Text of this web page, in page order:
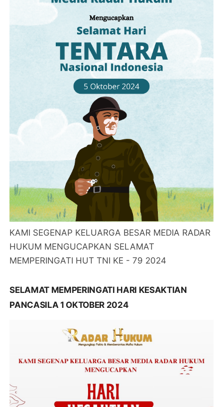
KAMI SEGENAP KELUARGA BESAR MEDIA RADAR
HUKUM MENGUCAPKAN SELAMAT
MEMPERINGATI HUT TNI KE - 79 2024
SELAMAT MEMPERINGATI HARI KESAKTIAN
PANCASILA 1 OKTOBER 2024